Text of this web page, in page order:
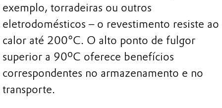
exemplo, torradeiras ou outros
eletrodomésticos ­– o revestimento resiste ao
calor até 200°C. O alto ponto de fulgor
superior a 90ºC oferece benefícios
correspondentes no armazenamento e no
transporte.